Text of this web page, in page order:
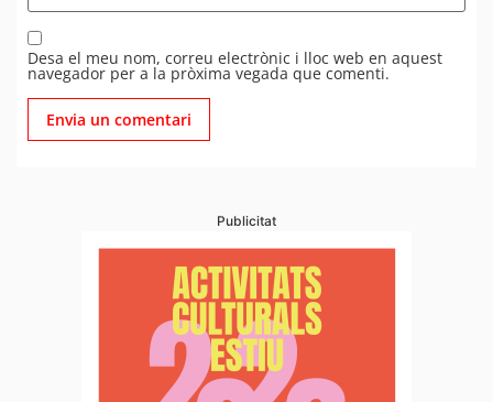
Desa el meu nom, correu electrònic i lloc web en aquest
navegador per a la pròxima vegada que comenti.
Publicitat